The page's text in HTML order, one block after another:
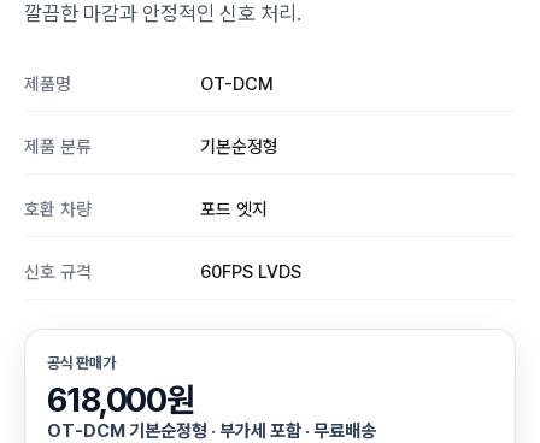
깔끔한 마감과 안정적인 신호 처리.
제품명 OT-DCM
제품 분류 기본순정형
호환 차량 포드 엣지
신호 규격 60FPS LVDS
공식 판매가
618,000원
OT-DCM 기본순정형 · 부가세 포함 · 무료배송